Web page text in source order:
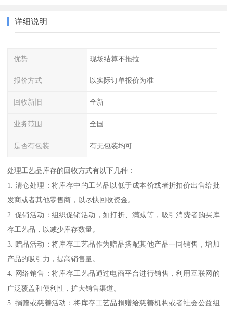
详细说明
优势 现场结算不拖拉
报价方式 以实际订单报价为准
回收新旧 全新
业务范围 全国
是否有包装 有无包装均可
处理工艺品库存的回收方式有以下几种：
1. 清仓处理：将库存中的工艺品以低于成本价或者折扣价出售给批
发商或者其他零售商，以尽快回收资金。
2. 促销活动：组织促销活动，如打折、满减等，吸引消费者购买库
存工艺品，以减少库存数量。
3. 赠品活动：将库存工艺品作为赠品搭配其他产品一同销售，增加
产品的吸引力，提高销售量。
4. 网络销售：将库存工艺品通过电商平台进行销售，利用互联网的
广泛覆盖和便利性，扩大销售渠道。
5. 捐赠或慈善活动：将库存工艺品捐赠给慈善机构或者社会公益组